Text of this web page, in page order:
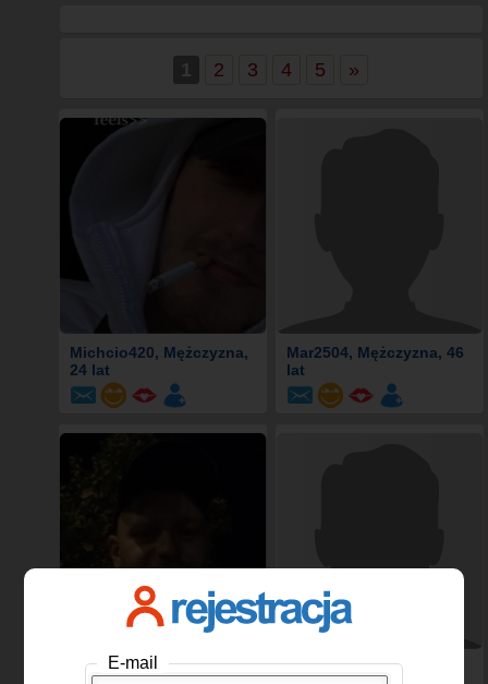
1 2 3 4 5 »
Michcio420, Mężczyzna,
24 lat
Mar2504, Mężczyzna, 46
lat
Misss91, Mężczyzna, 34
Michu200, Mężczyzna,
E-mail